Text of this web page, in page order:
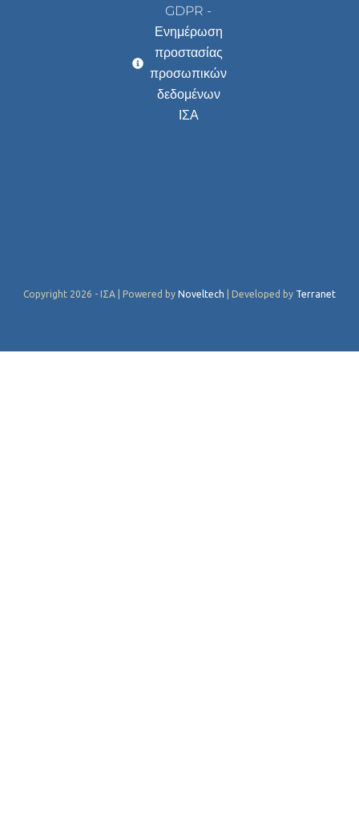
GDPR -
Ενημέρωση
προστασίας
προσωπικών
δεδομένων
ΙΣΑ
Copyright 2026 - ΙΣΑ | Powered by Noveltech | Developed by Terranet